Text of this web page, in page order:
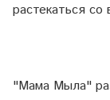
растекаться со
"Мама Мыла"